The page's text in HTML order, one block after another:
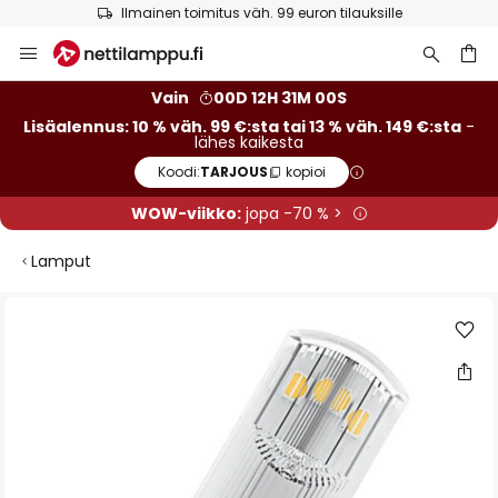
Ilmainen toimitus väh. 99 euron tilauksille
to
Vain
00D 12H 31M 00S
Lisäalennus: 10 % väh. 99 €:sta tai 13 % väh. 149 €:sta -
lähes kaikesta
Koodi:TARJOUS kopioi
WOW-viikko:jopa -70 % >
Lamput